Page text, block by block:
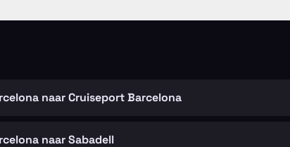
naar Cruiseport Barcelona
naar Sabadell